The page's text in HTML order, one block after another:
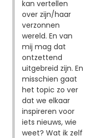
kan vertellen
over zijn/haar
verzonnen
wereld. En van
mij mag dat
ontzettend
uitgebreid zijn. En
misschien gaat
het topic zo ver
dat we elkaar
inspireren voor
iets nieuws, wie
weet? Wat ik zelf